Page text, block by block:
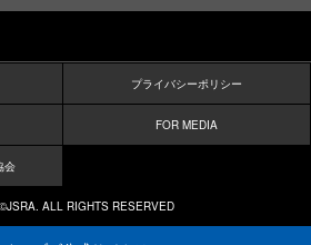
プライバシーポリシー
FOR MEDIA
会
ALL RIGHTS RESERVED